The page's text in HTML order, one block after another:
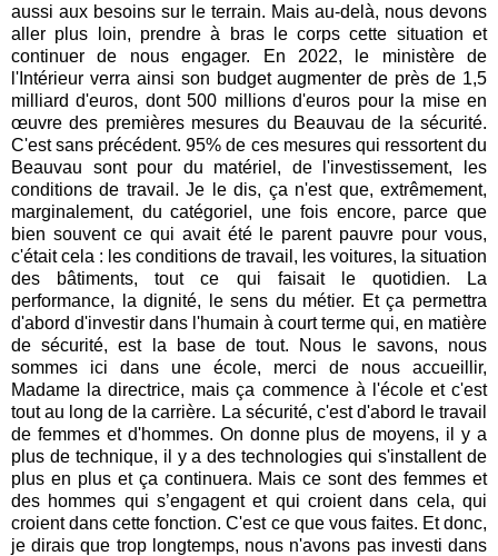
aussi aux besoins sur le terrain. Mais au-delà, nous devons
aller plus loin, prendre à bras le corps cette situation et
continuer de nous engager. En 2022, le ministère de
l'Intérieur verra ainsi son budget augmenter de près de 1,5
milliard d'euros, dont 500 millions d'euros pour la mise en
œuvre des premières mesures du Beauvau de la sécurité.
C'est sans précédent. 95% de ces mesures qui ressortent du
Beauvau sont pour du matériel, de l'investissement, les
conditions de travail. Je le dis, ça n'est que, extrêmement,
marginalement, du catégoriel, une fois encore, parce que
bien souvent ce qui avait été le parent pauvre pour vous,
c'était cela : les conditions de travail, les voitures, la situation
des bâtiments, tout ce qui faisait le quotidien. La
performance, la dignité, le sens du métier. Et ça permettra
d'abord d'investir dans l'humain à court terme qui, en matière
de sécurité, est la base de tout. Nous le savons, nous
sommes ici dans une école, merci de nous accueillir,
Madame la directrice, mais ça commence à l'école et c'est
tout au long de la carrière. La sécurité, c'est d'abord le travail
de femmes et d'hommes. On donne plus de moyens, il y a
plus de technique, il y a des technologies qui s'installent de
plus en plus et ça continuera. Mais ce sont des femmes et
des hommes qui s’engagent et qui croient dans cela, qui
croient dans cette fonction. C'est ce que vous faites. Et donc,
je dirais que trop longtemps, nous n'avons pas investi dans